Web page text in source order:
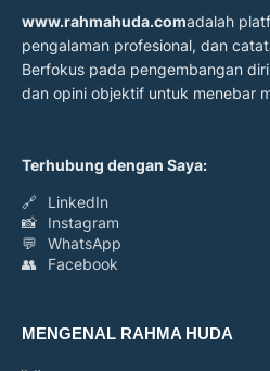
www.rahmahuda.comadalah
pengalaman profesional, dan
Berfokus pada pengembangan
dan opini objektif untuk menebar
Terhubung dengan Saya:
🔗
LinkedIn
📸
Instagram
💬
WhatsApp
👥
Facebook
MENGENAL RAHMA HUDA